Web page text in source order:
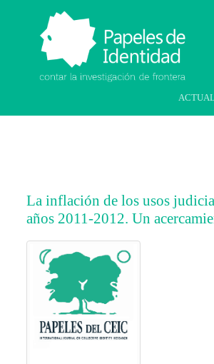
Papeles de Identidad.
Contar la investigación
de frontera
La inflación de los usos
años 2011-2012. Un